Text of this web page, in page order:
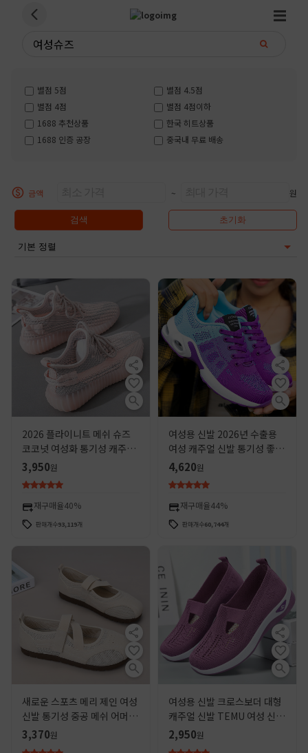
별점 5점
별점 4.5점
별점 4점
별점 4점이하
1688 추천상품
한국 히트상품
1688 인증 공장
중국내 무료 배송
금액 ~ 원
2026 플라이니트 메쉬 슈즈
코코넛 여성화 통기성 캐주얼
슈즈 운동화 다용도 아빠 스타
일 트렌디 슈즈 여성 운동화
3,950원
재구매율40%
판매개수93,119개
여성용 신발 2026년 수출용
여성 캐주얼 신발 통기성 좋은
엄마 신발 가벼운 에어쿠션 크
로스보더 운동화 여성용 신발
4,620원
재구매율44%
판매개수60,744개
새로운 스포츠 메리 제인 여성
신발 통기성 중공 메쉬 어머니
신발 얇은 바닥 발레 스타일 올
매치 캐주얼 싱글 레이어 신발
3,370원
여성용 신발 크로스보더 대형
캐주얼 신발 TEMU 여성 신발
단일 신발 통기성 플라이 니트
신발 중년 및 노인 어머니 신발
2,950원